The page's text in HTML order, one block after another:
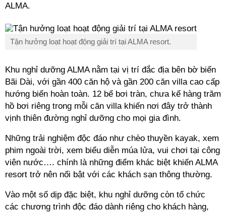
ALMA.
Tận hưởng loạt hoạt động giải trí tại ALMA resort.
Khu nghỉ dưỡng ALMA nằm tại vị trí đắc địa bên bờ biển
Bãi Dài, với gần 400 căn hộ và gần 200 căn villa cao cấp
hướng biển hoàn toàn. 12 bể bơi tràn, chưa kể hàng trăm
hồ bơi riêng trong mỗi căn villa khiến nơi đây trở thành
vịnh thiên đường nghỉ dưỡng cho mọi gia đình.
Những trải nghiệm độc đáo như chèo thuyền kayak, xem
phim ngoài trời, xem biểu diễn múa lửa, vui chơi tại công
viên nước…. chính là những điểm khác biệt khiến ALMA
resort trở nên nổi bật với các khách sạn thông thường.
Vào một số dịp đặc biệt, khu nghỉ dưỡng còn tổ chức
các chương trình độc đáo dành riêng cho khách hàng,